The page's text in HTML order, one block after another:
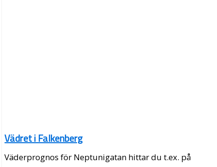
Vädret i Falkenberg
Väderprognos för Neptunigatan hittar du t.ex. på